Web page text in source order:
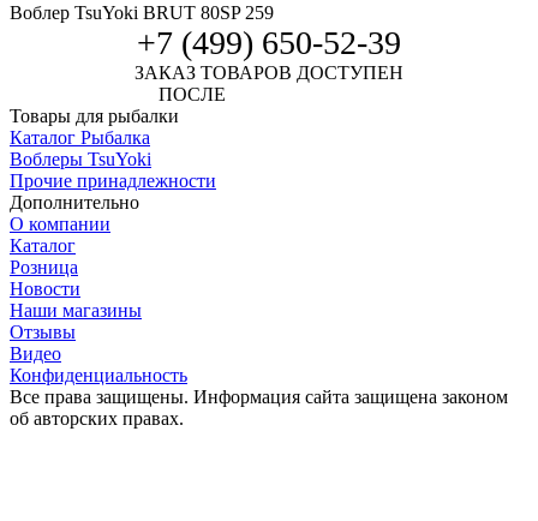
Воблер TsuYoki BRUT 80SP 259
+7 (499) 650-52-39
ЗАКАЗ ТОВАРОВ ДОСТУПЕН
ПОСЛЕ
Товары для рыбалки
Каталог Рыбалка
Воблеры TsuYoki
Прочие принадлежности
Дополнительно
О компании
Каталог
Розница
Новости
Наши магазины
Отзывы
Видео
Конфиденциальность
Все права защищены. Информация сайта защищена законом
об авторских правах.